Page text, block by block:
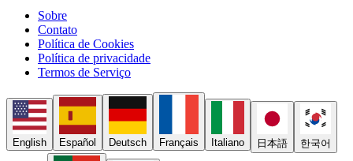
Sobre
Contato
Política de Cookies
Política de privacidade
Termos de Serviço
English Español Deutsch Français Italiano 日本語 한국어